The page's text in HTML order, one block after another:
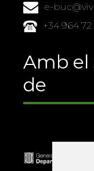
e-
+34 964
Amb
de